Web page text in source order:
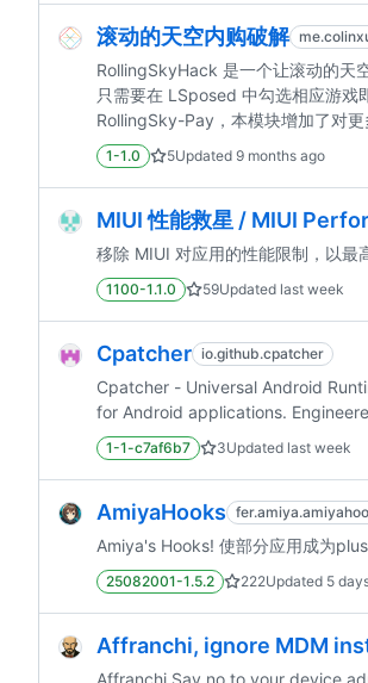
滚动的天空内购破解
RollingSkyHack 是一个让滚动的天
只需要在 LSposed 中勾选相应游
RollingSky-Pay，本模块增加了对
1-1.0 5Updated 9 months ago
MIUI 性能救星 / MIUI
移除 MIUI 对应用的性能限制，以
1100-1.1.0 59Updated last week
Cpatcher io.github.cpatcher
Cpatcher - Universal Android
for Android applications.
1-1-c7af6b7 3Updated last week
AmiyaHooks
25082001-1.5.2 222Updated 5
Affranchi, ignore MDM
Affranchi Say no to your device